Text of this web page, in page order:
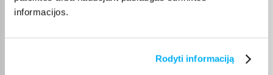
informacijos.
Rodyti informaciją
Egidijus K.
Viskas labai gerai - ANC, garsas, patogumas.